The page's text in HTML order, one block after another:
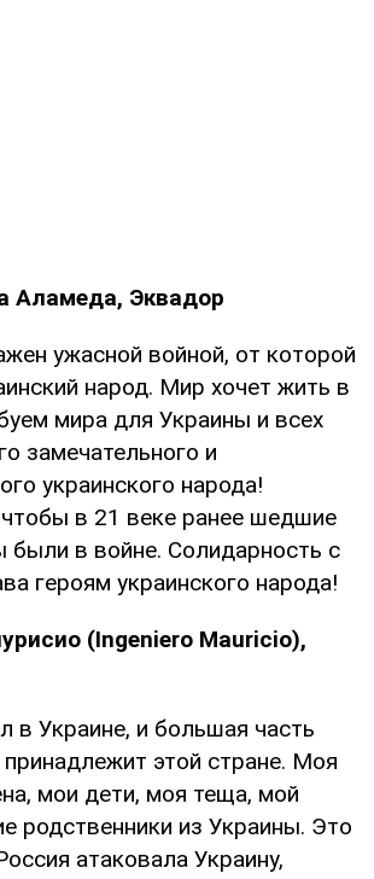
Аламеда, Эквадор
ужасной войной, от которой
народ. Мир хочет жить в
мира для Украины и всех
замечательного и
украинского народа!
в 21 веке ранее шедшие
были в войне. Солидарность с
героям украинского народа!
(Ingeniero Mauricio),
в Украине, и большая часть
этой стране. Моя
мои дети, моя теща, мой
родственники из Украины. Это
атаковала Украину,